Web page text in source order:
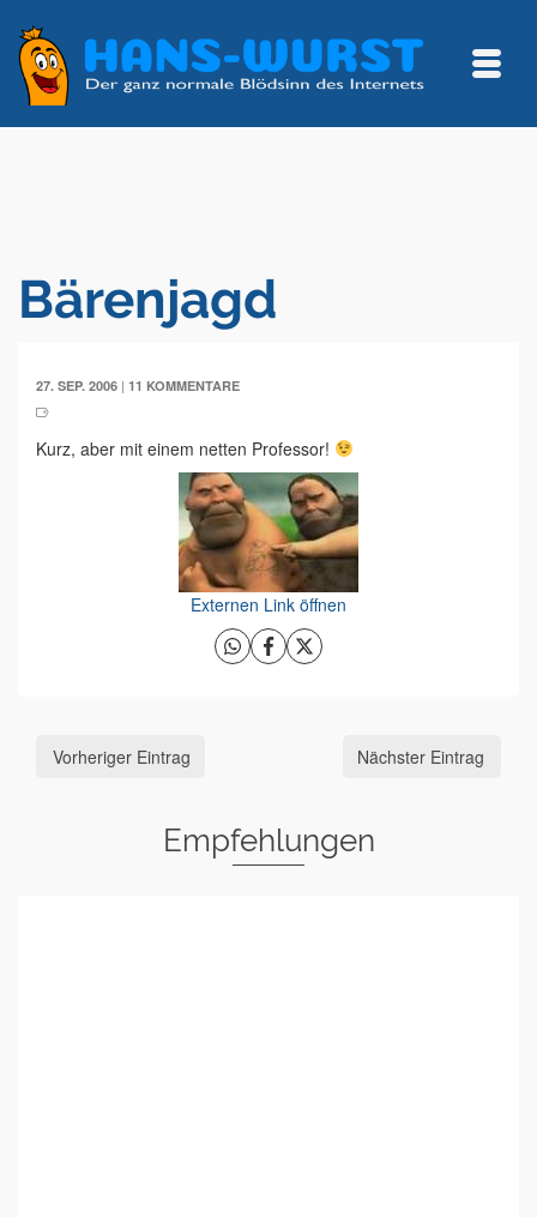
Bärenjagd
27. SEP. 2006 | 11 KOMMENTARE
Kurz, aber mit einem netten Professor!
Externen Link öffnen
Vorheriger Eintrag Nächster Eintrag
Empfehlungen